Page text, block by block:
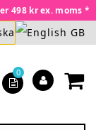
498 kr ex. moms *
0